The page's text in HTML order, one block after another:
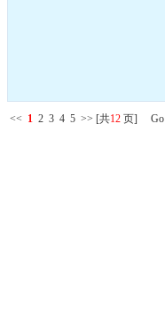
<< 1 2 3 4 5 >> [共12 页] Go